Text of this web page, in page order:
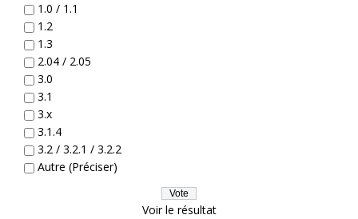
1.0 / 1.1
1.2
1.3
2.04 / 2.05
3.0
3.1
3.x
3.1.4
3.2 / 3.2.1 / 3.2.2
Autre (Préciser)
Voir le résultat